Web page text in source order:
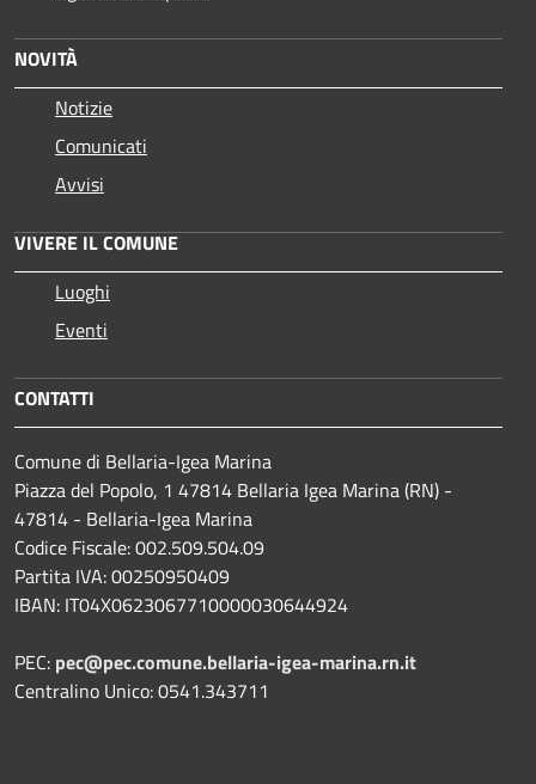
NOVITÀ
Notizie
Comunicati
Avvisi
VIVERE IL COMUNE
Luoghi
Eventi
CONTATTI
Comune di Bellaria-Igea Marina
Piazza del Popolo, 1 47814 Bellaria Igea Marina (RN) -
47814 - Bellaria-Igea Marina
Codice Fiscale: 002.509.504.09
Partita IVA: 00250950409
IBAN: IT04X0623067710000030644924
PEC: pec@pec.comune.bellaria-igea-marina.rn.it
Centralino Unico: 0541.343711